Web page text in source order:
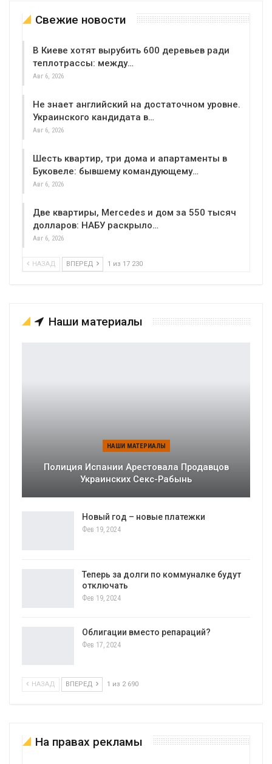
Свежие новости
В Киеве хотят вырубить 600 деревьев ради
теплотрассы: между…
Авг 6, 2026
Не знает английский на достаточном уровне.
Украинского кандидата в…
Авг 6, 2026
Шесть квартир, три дома и апартаменты в
Буковеле: бывшему командующему…
Авг 6, 2026
Две квартиры, Mercedes и дом за 550 тысяч
долларов: НАБУ раскрыло…
Авг 6, 2026
НАЗАД ВПЕРЕД 1 из 17 230
Наши материалы
НАШИ МАТЕРИАЛЫ
Полиция Испании Арестовала Продавцов
Украинских Секс-Рабынь
Новый год – новые платежки
Фев 19, 2024
Теперь за долги по коммуналке будут
отключать
Фев 19, 2024
Облигации вместо репараций?
Фев 17, 2024
НАЗАД ВПЕРЕД 1 из 2 690
На правах рекламы